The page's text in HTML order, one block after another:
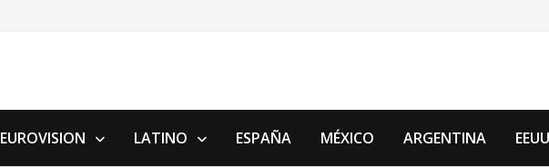
EUROVISION LATINO ESPAÑA MÉXICO ARGENTINA